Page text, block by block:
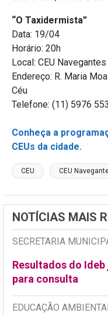
“O Taxidermista”
Data: 19/04
Horário: 20h
Local: CEU Navegantes
Endereço: R. Maria
Céu
Telefone: (11) 5976
Conheça a
CEUs da cidade.
CEU CEU
NOTÍCIAS MAIS
SECRETARIA
Resultados do
para consulta
EDUCAÇÃO